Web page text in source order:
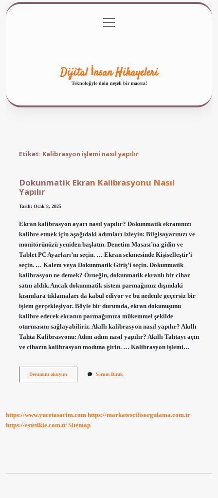
Gizlilik Politikası
menüyü
aç
Dijital İnsan Hikayeleri
Teknolojiyle dolu neşeli bir macera!
Etiket: Kalibrasyon işlemi nasıl yapılır
Dokunmatik Ekran Kalibrasyonu Nasıl
Yapılır
Tarih: Ocak 8, 2025
Ekran kalibrasyon ayarı nasıl yapılır? Dokunmatik ekranınızı
kalibre etmek için aşağıdaki adımları izleyin: Bilgisayarınızı ve
monitörünüzü yeniden başlatın. Denetim Masası’na gidin ve
Tablet PC Ayarları’nı seçin. … Ekran sekmesinde Kişiselleştir’i
seçin. … Kalem veya Dokunmatik Giriş’i seçin. Dokunmatik
kalibrasyon ne demek? Örneğin, dokunmatik ekranlı bir cihaz
satın aldık. Ancak dokunmatik sistem parmağımız dışındaki
kısımlara tıklamaları da kabul ediyor ve bu nedenle geçersiz bir
işlem gerçekleşiyor. Böyle bir durumda, ekran dokunuşunu
kalibre ederek ekranın parmağımıza mükemmel şekilde
oturmasını sağlayabiliriz. Akıllı kalibrasyon nasıl yapılır? Akıllı
Tahta Kalibrasyonu: Adım adım nasıl yapılır? Akıllı Tahtayı açın
ve cihazın kalibrasyon moduna girin. … Kalibrasyon işlemi…
Devamını okuyunDokunmatik Yorum Bırak
https://www.yucetasarim.com https://markatescilisorgulama.com.tr
https://estetikle.com.tr Sitemap